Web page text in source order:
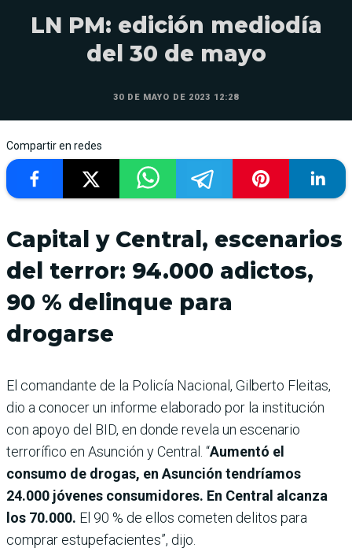
LN PM: edición mediodía
del 30 de mayo
30 DE MAYO DE 2023 12:28
Compartir en redes
Capital y Central, escenarios
del terror: 94.000 adictos,
90 % delinque para
drogarse
El comandante de la Policía Nacional, Gilberto Fleitas,
dio a conocer un informe elaborado por la institución
con apoyo del BID, en donde revela un escenario
terrorífico en Asunción y Central. “Aumentó el
consumo de drogas, en Asunción tendríamos
24.000 jóvenes consumidores. En Central alcanza
los 70.000. El 90 % de ellos cometen delitos para
comprar estupefacientes”, dijo.